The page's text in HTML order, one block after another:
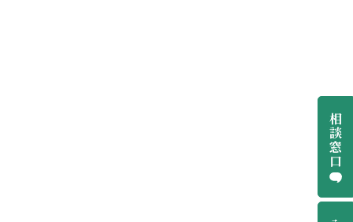
相
談
窓
口